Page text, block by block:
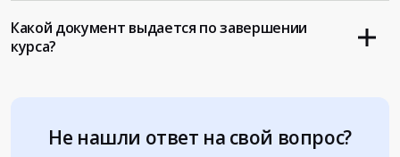
Не нашли ответ на свой вопрос?
Какой документ выдается по завершении
курса?